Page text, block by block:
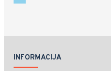
INFORMACIJA